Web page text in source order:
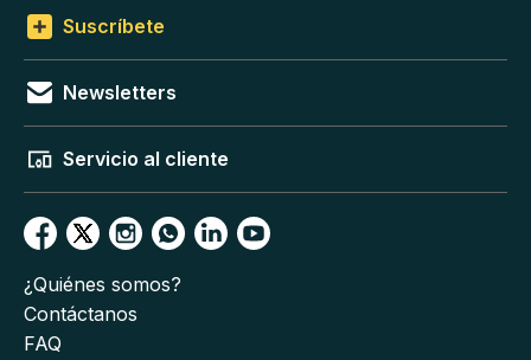
Suscríbete
Newsletters
Servicio al cliente
¿Quiénes somos?
Contáctanos
FAQ